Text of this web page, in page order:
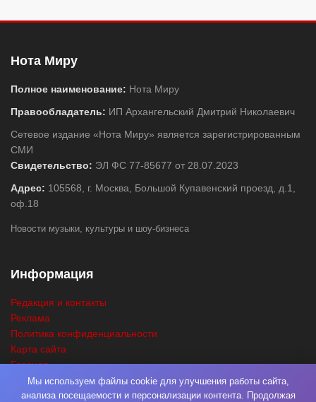
Нота Миру
Полное наименование: Нота Миру
Правообладатель: ИП Архангельский Дмитрий Николаевич
Сетевое издание «Нота Миру» является зарегистрированным
СМИ
Свидетельство: ЭЛ ФС 77-85677 от 28.07.2023
Адрес: 105568, г. Москва, Большой Купавенский проезд, д.1,
оф.18
Новости музыки, культуры и шоу-бизнеса
Информация
Редакция и контакты
Реклама
Политика конфиденциальности
Карта сайта
Главная
ПоискМы используем файлы cookie для улучшения работы сайта,
анализа посещаемости и персонализации контента. Продолжая